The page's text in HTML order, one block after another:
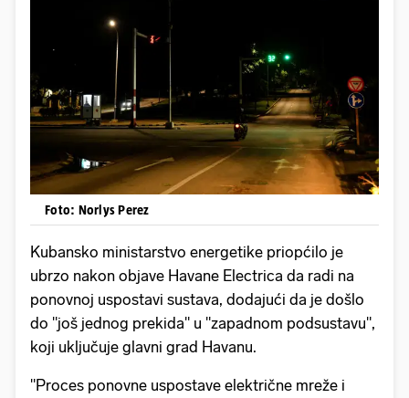
Foto: Norlys Perez
Kubansko ministarstvo energetike priopćilo je
ubrzo nakon objave Havane Electrica da radi na
ponovnoj uspostavi sustava, dodajući da je došlo
do "još jednog prekida" u "zapadnom podsustavu",
koji uključuje glavni grad Havanu.
"Proces ponovne uspostave električne mreže i